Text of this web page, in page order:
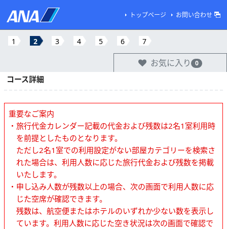
トップページ お問い合わせ
1 2 3 4 5 6 7
お気に入り 0
コース詳細
重要なご案内
・旅行代金カレンダー記載の代金および残数は2名1室利用時
を前提としたものとなります。
ただし2名1室での利用設定がない部屋カテゴリーを検索さ
れた場合は、利用人数に応じた旅行代金および残数を掲載
いたします。
・申し込み人数が残数以上の場合、次の画面で利用人数に応
じた空席が確認できます。
残数は、航空便またはホテルのいずれか少ない数を表示し
ています。利用人数に応じた空き状況は次の画面で確認で